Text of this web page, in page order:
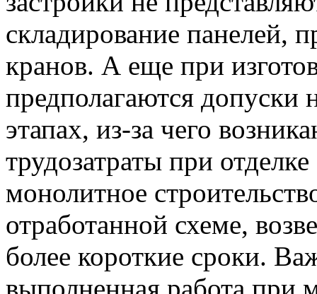
складирование панелей,
кранов. А еще при
предполагаются допуски
этапах, из-за чего
трудозатраты при
монолитное
отработанной схеме,
более короткие сроки.
выполненная работа при